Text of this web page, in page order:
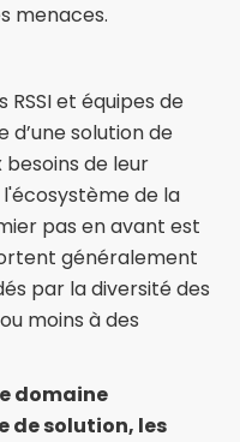
menaces.
et équipes de
solution de
de leur
de la
pas en avant est
généralement
par la diversité des
moins à des
domaine
de solution, les